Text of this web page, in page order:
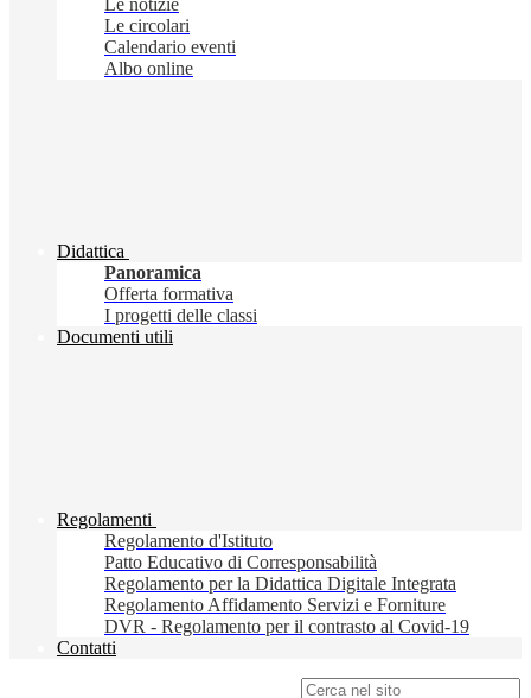
Le notizie
Le circolari
Calendario eventi
Albo online
Didattica
Panoramica
Offerta formativa
I progetti delle classi
Documenti utili
Regolamenti
Regolamento d'Istituto
Patto Educativo di Corresponsabilità
Regolamento per la Didattica Digitale Integrata
Regolamento Affidamento Servizi e Forniture
DVR - Regolamento per il contrasto al Covid-19
Contatti